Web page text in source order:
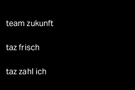
team zukunft
taz frisch
taz zahl ich